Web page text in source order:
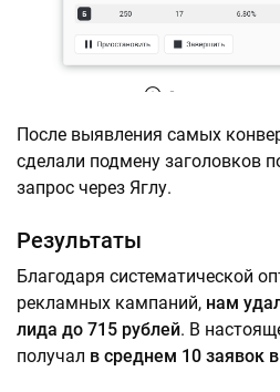
После выявления самых
сделали подмену заголовков
запрос через Яглу.
Результаты
Благодаря систематической
рекламных кампаний, нам
лида до 715 рублей. В
получал в среднем 10 заявок